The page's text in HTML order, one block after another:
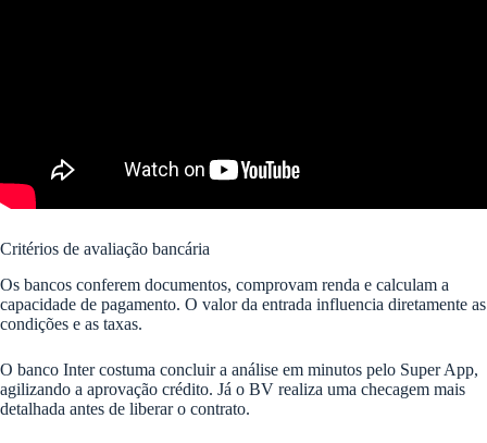
Critérios de avaliação bancária
Os bancos conferem documentos, comprovam renda e calculam a
capacidade de pagamento. O valor da entrada influencia diretamente as
condições e as taxas.
O banco Inter costuma concluir a análise em minutos pelo Super App,
agilizando a aprovação crédito. Já o BV realiza uma checagem mais
detalhada antes de liberar o contrato.